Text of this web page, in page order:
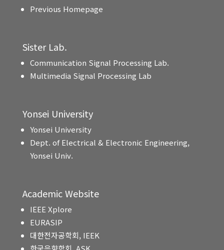
Previous Homepage
Sister Lab.
Communication Signal Processing Lab.
Multimedia Signal Processing Lab
Yonsei University
Yonsei University
Dept. of Electrical & Electronic Engineering,
Yonsei Univ.
Academic Website
IEEE Xplore
EURASIP
대한전자공학회, IEEK